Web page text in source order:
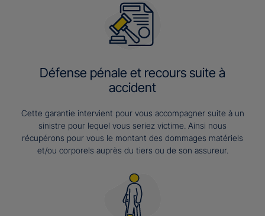
Défense pénale et recours suite à
accident
Cette garantie intervient pour vous accompagner suite à un
sinistre pour lequel vous seriez victime. Ainsi nous
récupérons pour vous le montant des dommages matériels
et/ou corporels auprès du tiers ou de son assureur.